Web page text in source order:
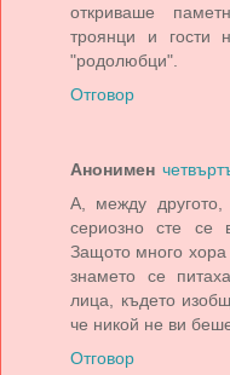
откриваше
троянци и гости
"родолюбци".
Отговор
Анонимен
А, между
сериозно сте се
Защото много хора
знамето се
лица, където
че никой не ви
Отговор